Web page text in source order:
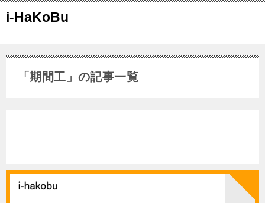
i-HaKoBu
「期間工」の記事一覧